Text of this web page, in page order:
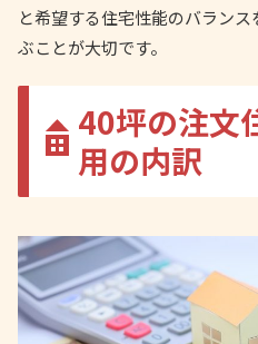
と希望する住宅性能のバラン
ぶことが大切です。
40坪の注文
用の内訳